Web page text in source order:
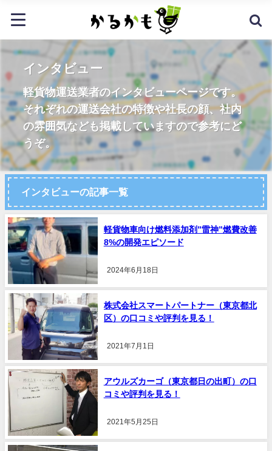
インタビュー
軽貨物運送業者のインタビューページです。
それぞれの運送会社の特徴や社長の顔、社内
の雰囲気なども掲載していますので参考にど
うぞ。
インタビューの記事一覧
軽貨物車向け燃料添加剤”雷神”燃費改善
8%の開発エピソード
2024年6月18日
株式会社スマートパートナー（東京都北
区）の口コミや評判を見る！
2021年7月1日
アウルズカーゴ（東京都日の出町）の口
コミや評判を見る！
2021年5月25日